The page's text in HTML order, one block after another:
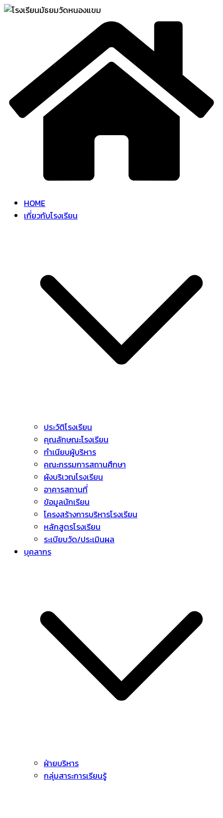
Skip
HOME
เกี่ยวกับโรงเรียน
ประวัติโรงเรียน
คุณลักษณะโรงเรียน
ทำเนียบผู้บริหาร
คณะกรรมการสถานศึกษา
ผังบริเวณโรงเรียน
อาคารสถานที่
ข้อมูลนักเรียน
โครงสร้างการบริหารโรงเรียน
หลักสูตรโรงเรียน
ระเบียบวัด/ประเมินผล
บุคลากร
ฝ่ายบริหาร
กลุ่มสาระการเรียนรู้